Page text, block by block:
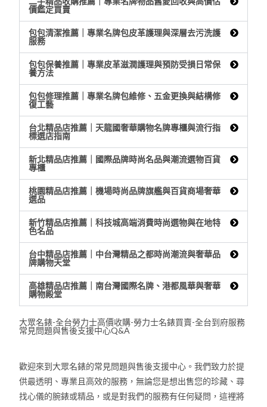
價鑑定買賣
包包清潔推薦｜專業名牌包皮革護理與深層去污洗護
服務
包包保養推薦｜專業皮革滋潤護理與預防受損日常保
養方法
包包修理推薦｜專業名牌包維修、五金更換與結構修
復工藝
台北精品店推薦｜天龍國奢華購物名牌專櫃與流行指
標選店指南
新北精品店推薦｜國際品牌時尚名品與潮流選物百貨
專櫃
桃園精品店推薦｜機場時尚品牌旗艦與百貨商場奢華
選品
新竹精品店推薦｜科技城高端消費時尚選物與在地特
色名品
台中精品店推薦｜中台灣精品之都時尚潮流與奢華品
牌購物天堂
高雄精品店推薦｜南台灣國際名牌、港都風華與奢華
購物殿堂
大眾名錶-全台勞力士高價收購-勞力士名錶買賣-全台到府服務
常見問題與售後支援中心Q&A
歡迎來到大眾名錶的常見問題與售後支援中心。我們致力於提
供最透明、專業且高效的服務，無論您是想出售您的珍藏、尋
找心儀的腕錶或精品，或是對我們的服務有任何疑問，這裡將